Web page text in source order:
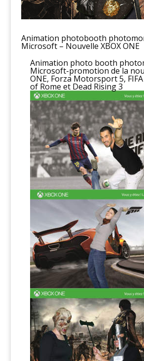
Animation photobooth
Microsoft – Nouvelle XBOX ONE
Animation photo booth
Microsoft-promotion de la
ONE, Forza Motorsport 5, FIFA
of Rome et Dead Rising 3